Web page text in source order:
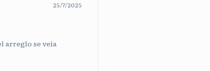
25/7/2025
arreglo se veía